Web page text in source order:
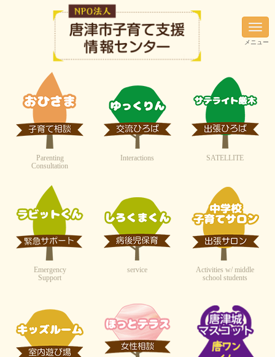
N
a
v
i
o
メニュー
Parenting
Consultation
Interactions SATELLITE
Emergency
Support
service
Activities w/ middle
school students